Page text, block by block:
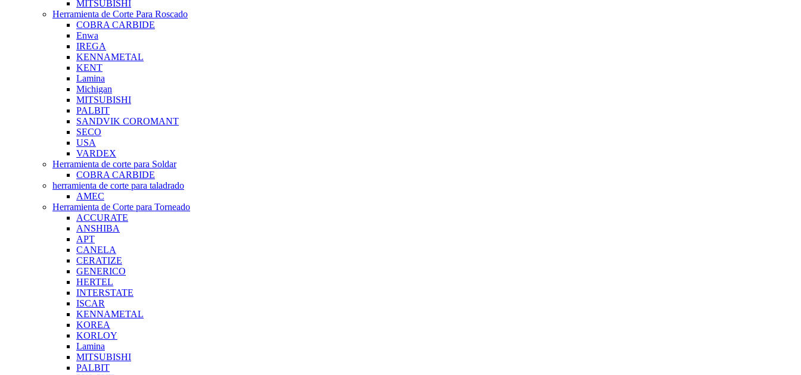
MITSUBISHI
Herramienta de Corte Para Roscado
COBRA CARBIDE
Enwa
IREGA
KENNAMETAL
KENT
Lamina
Michigan
MITSUBISHI
PALBIT
SANDVIK COROMANT
SECO
USA
VARDEX
Herramienta de corte para Soldar
COBRA CARBIDE
herramienta de corte para taladrado
AMEC
Herramienta de Corte para Torneado
ACCURATE
ANSHIBA
APT
CANELA
CERATIZE
GENERICO
HERTEL
INTERSTATE
ISCAR
KENNAMETAL
KOREA
KORLOY
Lamina
MITSUBISHI
PALBIT